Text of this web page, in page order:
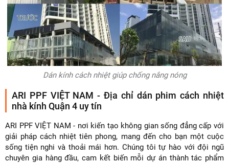
Dán kính cách nhiệt giúp chống nắng nóng
ARI PPF VIỆT NAM - Địa chỉ dán phim cách nhiệt
nhà kính Quận 4 uy tín
ARI PPF VIỆT NAM - nơi kiến tạo không gian sống đẳng cấp với
giải pháp cách nhiệt tiên phong, mang đến cho bạn một cuộc
sống tiện nghi và thoải mái hơn. Chúng tôi tự hào với đội ngũ
chuyên gia hàng đầu, cam kết biến mỗi dự án thành tác phẩm